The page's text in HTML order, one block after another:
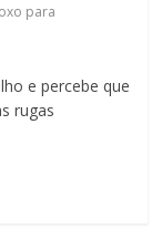
para
e percebe que
rugas